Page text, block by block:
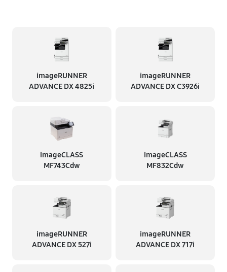
imageRUNNER
ADVANCE DX 4825i
imageRUNNER
ADVANCE DX C3926i
imageCLASS
MF743Cdw
imageCLASS
MF832Cdw
imageRUNNER
ADVANCE DX 527i
imageRUNNER
ADVANCE DX 717i